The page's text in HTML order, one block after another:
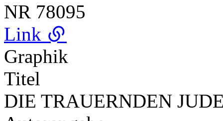
NR 78095
Link
Graphik
Titel
DIE TRAUERNDEN